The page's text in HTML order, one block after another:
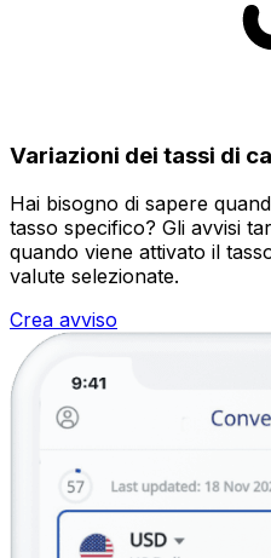
Variazioni dei tassi di
Hai bisogno di sapere
tasso specifico? Gli avvisi
quando viene attivato il
valute selezionate.
Crea avviso